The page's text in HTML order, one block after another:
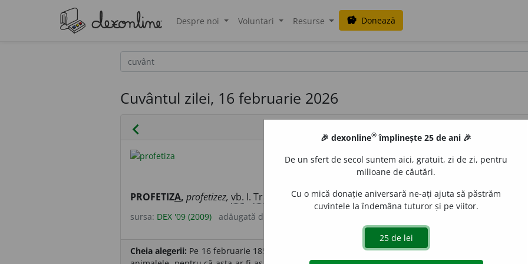
Despre noi Voluntari Resurse savings Donează
Cuvântul zilei, 16 februarie 2026
chevron_left
PROFETIZA, profetizez, vb. I. Tranz. A profeți. – Dinfr. prophétiser.
sursa: DEX '09 (2009) adăugată de
Cheia alegerii: Pe 16 februarie 1857, o profeție a determinat grupul etnic xhosa din Africa de Sud
🎉 dexonline® împlinește 25 de ani 🎉
De un sfert de secol suntem aici, gratuit, zi de zi, pentru
milioane de căutări.
Cu o mică donație aniversară ne-ați ajuta să păstrăm
cuvintele la îndemâna tuturor și pe viitor.